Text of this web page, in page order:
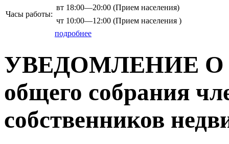
Часы работы:
вт 18:00—20:00 (Прием населения)
чт 10:00—12:00 (Прием населения )
подробнее
УВЕДОМЛЕНИЕ О
общего собрания
собственников